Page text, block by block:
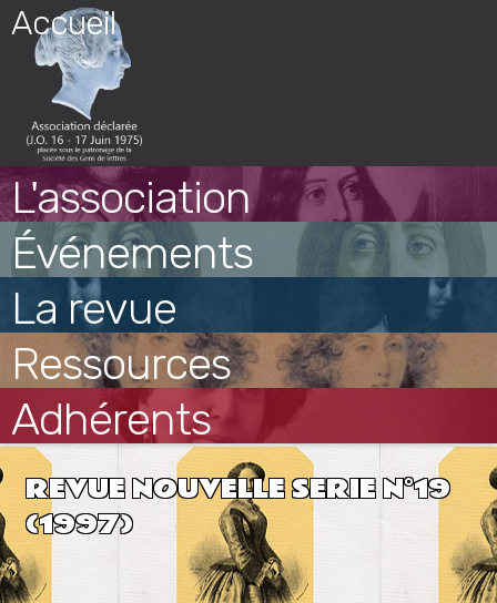
Skip
content
Accueil
L'association
Événements
La revue
Ressources
Adhérents
REVUE NOUVELLE SERIE N°19
(1997)